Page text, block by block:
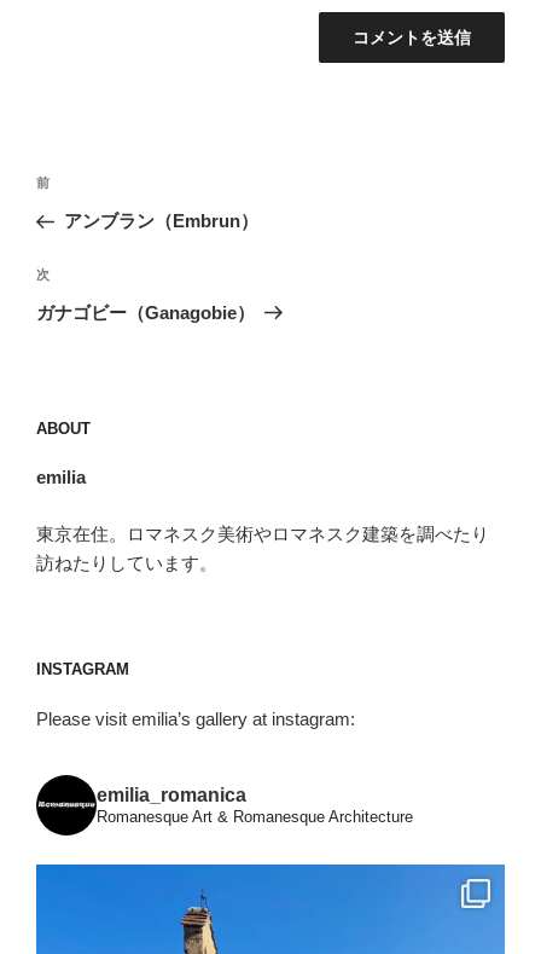
投
ナ
ビ
ゲ
ン
前
の
稿
前
アンブラン（Embrun）
次
の
次
ガナゴビー（Ganagobie）
ABOUT
emilia
東京在住。ロマネスク美術やロマネスク建築を調べたり
訪ねたりしています。
INSTAGRAM
Please visit emilia’s gallery at instagram:
emilia_romanica
Romanesque Art & Romanesque Architecture